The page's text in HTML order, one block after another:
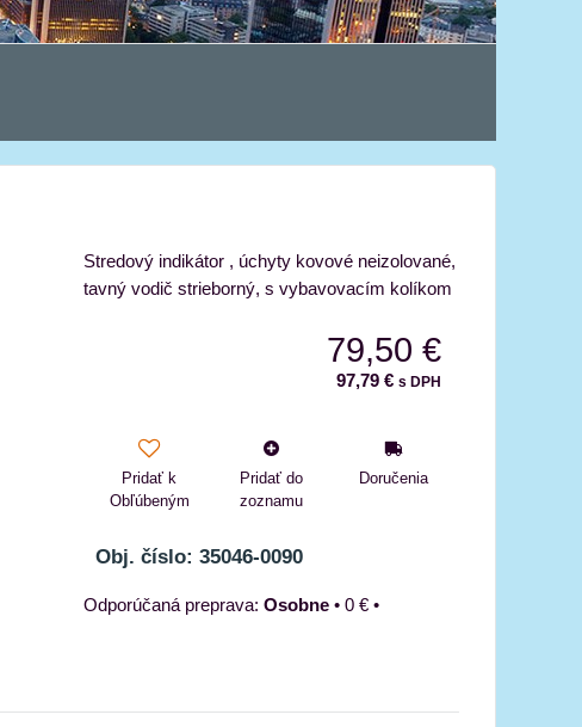
Stredový indikátor , úchyty kovové neizolované,
tavný vodič strieborný, s vybavovacím kolíkom
79,50 €
97,79 € s DPH
Pridať k
Obľúbeným
Pridať do
zoznamu
Doručenia
Obj. číslo: 35046-0090
Osobne • 0 € •